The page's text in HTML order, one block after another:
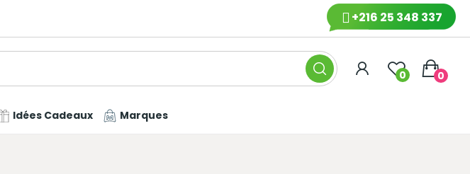
+216 25 348 337
0 0
Idées Cadeaux Marques